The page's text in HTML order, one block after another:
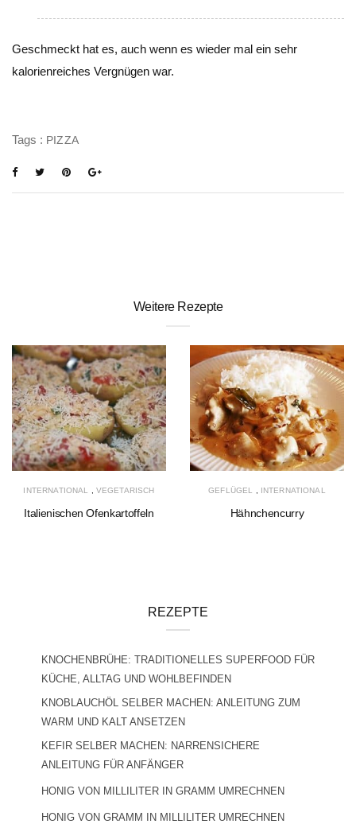
Geschmeckt hat es, auch wenn es wieder mal ein sehr
kalorienreiches Vergnügen war.
Tags : PIZZA
Weitere Rezepte
INTERNATIONAL VEGETARISCH
Italienischen Ofenkartoffeln
GEFLÜGEL INTERNATIONAL
Hähnchencurry
REZEPTE
KNOCHENBRÜHE: TRADITIONELLES SUPERFOOD FÜR
KÜCHE, ALLTAG UND WOHLBEFINDEN
KNOBLAUCHÖL SELBER MACHEN: ANLEITUNG ZUM
WARM UND KALT ANSETZEN
KEFIR SELBER MACHEN: NARRENSICHERE
ANLEITUNG FÜR ANFÄNGER
HONIG VON MILLILITER IN GRAMM UMRECHNEN
HONIG VON GRAMM IN MILLILITER UMRECHNEN